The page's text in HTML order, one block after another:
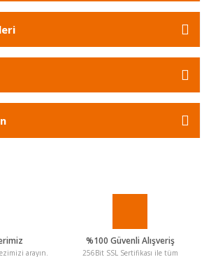
arayın.
%100 Güvenli Alışveriş
256Bit SSL Sertifikası ile tüm